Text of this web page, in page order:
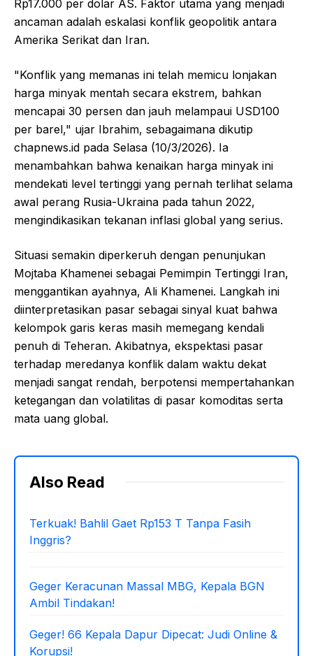
Rp17.000 per dolar AS. Faktor utama yang menjadi
ancaman adalah eskalasi konflik geopolitik antara
Amerika Serikat dan Iran.
"Konflik yang memanas ini telah memicu lonjakan
harga minyak mentah secara ekstrem, bahkan
mencapai 30 persen dan jauh melampaui USD100
per barel," ujar Ibrahim, sebagaimana dikutip
chapnews.id pada Selasa (10/3/2026). Ia
menambahkan bahwa kenaikan harga minyak ini
mendekati level tertinggi yang pernah terlihat selama
awal perang Rusia-Ukraina pada tahun 2022,
mengindikasikan tekanan inflasi global yang serius.
Situasi semakin diperkeruh dengan penunjukan
Mojtaba Khamenei sebagai Pemimpin Tertinggi Iran,
menggantikan ayahnya, Ali Khamenei. Langkah ini
diinterpretasikan pasar sebagai sinyal kuat bahwa
kelompok garis keras masih memegang kendali
penuh di Teheran. Akibatnya, ekspektasi pasar
terhadap meredanya konflik dalam waktu dekat
menjadi sangat rendah, berpotensi mempertahankan
ketegangan dan volatilitas di pasar komoditas serta
mata uang global.
Also Read
Terkuak! Bahlil Gaet Rp153 T Tanpa Fasih
Inggris?
Geger Keracunan Massal MBG, Kepala BGN
Ambil Tindakan!
Geger! 66 Kepala Dapur Dipecat: Judi Online &
Korupsi!